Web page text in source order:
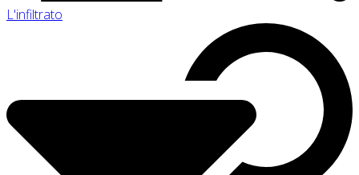
L'infiltrato